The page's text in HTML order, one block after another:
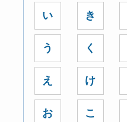
い
う
え
お
き
く
け
こ